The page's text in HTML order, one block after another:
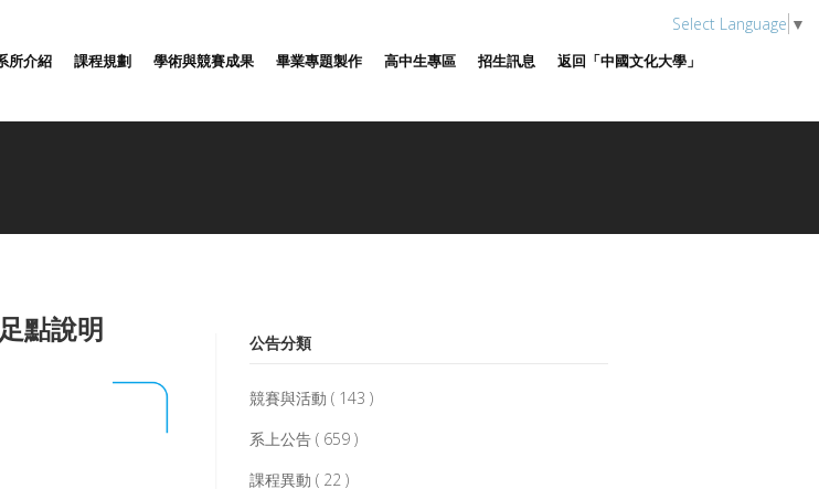
Select Language ▼
所介紹 課程規劃 學術與競賽成果 畢業專題製作 高中生專區 招生訊息 返回「中國文化大學」
點說明 公告分類
競賽與活動 ( 143 )
系上公告 ( 659 )
課程異動 ( 22 )